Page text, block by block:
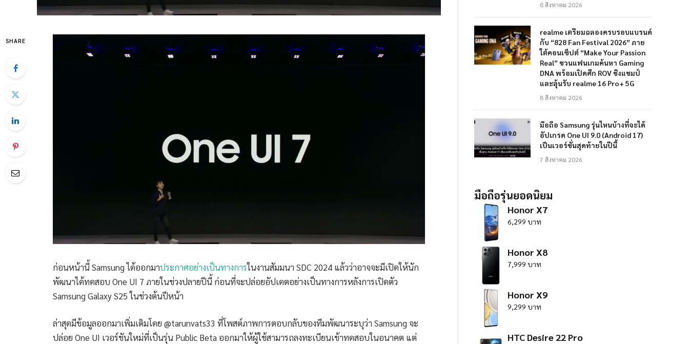
SHARE
ก่อนหน้านี้ Samsung ได้ออกมาประกาศอย่างเป็นทางการในงานสัมมนา SDC 2024 แล้วว่าอาจจะมีเปิดให้นัก
พัฒนาได้ทดสอบ One UI 7 ภายในช่วงปลายปีนี้ ก่อนที่จะปล่อยอัปเดตอย่างเป็นทางการหลังการเปิดตัว
Samsung Galaxy S25 ในช่วงต้นปีหน้า
ล่าสุดมีข้อมูลออกมาเพิ่มเติมโดย @tarunvats33 ที่โพสต์ภาพการตอบกลับของทีมพัฒนาระบุว่า Samsung จะ
ปล่อย One UI เวอร์ชันใหม่ที่เป็นรุ่น Public Beta ออกมาให้ผู้ใช้สามารถลงทะเบียนเข้าทดสอบในอนาคต แต่
8 สิงหาคม 2026
realme เตรียมฉลองครบรอบแบรนด์
กับ “828 Fan Festival 2026” ภาย
ใต้คอนเซ็ปต์ “Make Your Passion
Real” ชวนแฟนเกมค้นหา Gaming
DNA พร้อมเปิดศึก ROV ชิงแชมป์
และลุ้นรับ realme 16 Pro+ 5G
8 สิงหาคม 2026
มือถือ Samsung รุ่นไหนบ้างที่จะได้
อัปเกรด One UI 9.0 (Android 17)
เป็นเวอร์ชั่นสุดท้ายในปีนี้
7 สิงหาคม 2026
มือถือรุ่นยอดนิยม
Honor X7
6,299 บาท
Honor X8
7,999 บาท
Honor X9
9,299 บาท
HTC Desire 22 Pro